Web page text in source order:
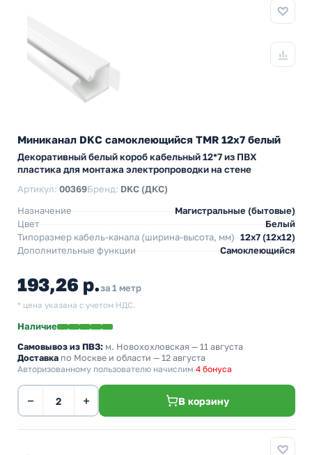
Миниканал DKC самоклеющийся TMR 12х7 белый
Декоративный белый короб кабельный 12*7 из ПВХ
пластика для монтажа электропроводки на стене
Артикул: 00369Бренд: DKC (ДКС)
Назначение
Магистральные (бытовые)
Цвет
Белый
Типоразмер кабель-канала (ширина-высота, мм) 12х7 (12х12)
Дополнительные функции
Самоклеющийся
193,26 р.за 1 метр
* цена указана с учетом НДС.
Наличие
Самовывоз из ПВЗ: м. Новохохловская — 11 августа
Доставка по Москве и области — 12 августа
Авторизованному пользователю начислим 4 бонуса
− + В корзину